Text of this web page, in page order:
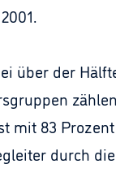
über der
mit 83
durch